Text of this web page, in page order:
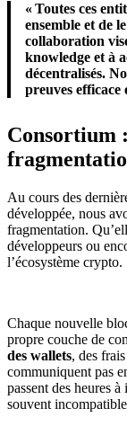
« Toutes ces
ensemble et de
collaboration
knowledge et à
décentralisés.
preuves efficace
Consortium
Au cours des
développée, nous
fragmentation.
développeurs ou
l’écosystème crypto.
Chaque nouvelle
propre couche de
des wallets, des
communiquent pas
passent des heures
souvent